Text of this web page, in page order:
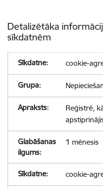
Detalizētāka
sīkdatnēm
cookie-
Reģistrē,
1 mēnesis
cookie-